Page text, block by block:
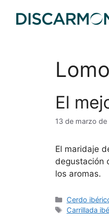
El
13 de marzo de
El maridaje
degustación
los aromas.
Cerdo
Carrillada